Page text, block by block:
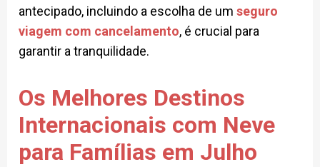
antecipado, incluindo a escolha de um seguro
viagem com cancelamento, é crucial para
garantir a tranquilidade.
Os Melhores Destinos
Internacionais com Neve
para Famílias em Julho